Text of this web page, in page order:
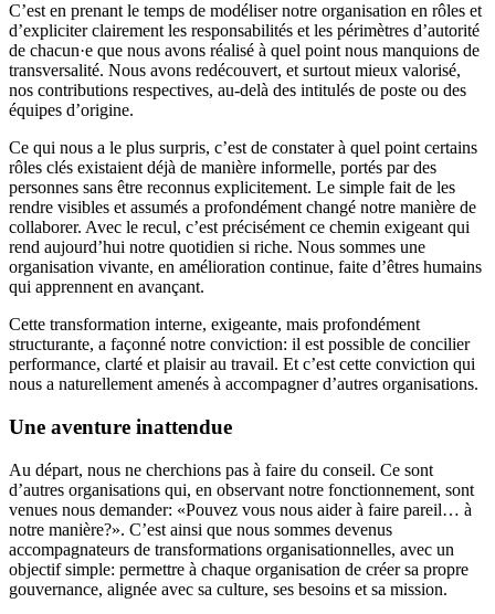
C’est en prenant le temps de modéliser notre organisation en rôles et
d’expliciter clairement les responsabilités et les périmètres d’autorité
de chacun·e que nous avons réalisé à quel point nous manquions de
transversalité. Nous avons redécouvert, et surtout mieux valorisé,
nos contributions respectives, au-delà des intitulés de poste ou des
équipes d’origine.
Ce qui nous a le plus surpris, c’est de constater à quel point certains
rôles clés existaient déjà de manière informelle, portés par des
personnes sans être reconnus explicitement. Le simple fait de les
rendre visibles et assumés a profondément changé notre manière de
collaborer. Avec le recul, c’est précisément ce chemin exigeant qui
rend aujourd’hui notre quotidien si riche. Nous sommes une
organisation vivante, en amélioration continue, faite d’êtres humains
qui apprennent en avançant.
Cette transformation interne, exigeante, mais profondément
structurante, a façonné notre conviction: il est possible de concilier
performance, clarté et plaisir au travail. Et c’est cette conviction qui
nous a naturellement amenés à accompagner d’autres organisations.
Une aventure inattendue
Au départ, nous ne cherchions pas à faire du conseil. Ce sont
d’autres organisations qui, en observant notre fonctionnement, sont
venues nous demander: «Pouvez vous nous aider à faire pareil… à
notre manière?». C’est ainsi que nous sommes devenus
accompagnateurs de transformations organisationnelles, avec un
objectif simple: permettre à chaque organisation de créer sa propre
gouvernance, alignée avec sa culture, ses besoins et sa mission.